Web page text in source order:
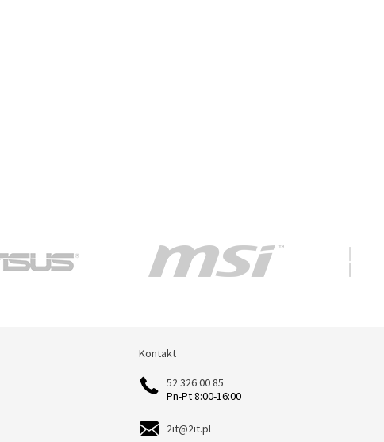
Kontakt
Kontakt
52 326 00 85
Pn-Pt 8:00-16:00
2it@2it.pl